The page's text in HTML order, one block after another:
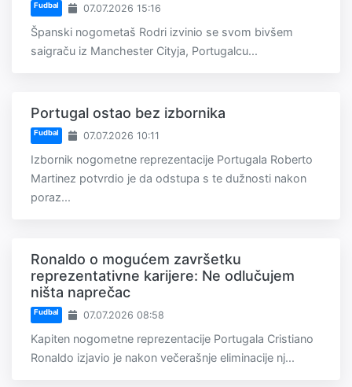
Fudbal 07.07.2026 15:16
Španski nogometaš Rodri izvinio se svom bivšem
saigraču iz Manchester Cityja, Portugalcu...
Portugal ostao bez izbornika
Fudbal 07.07.2026 10:11
Izbornik nogometne reprezentacije Portugala Roberto
Martinez potvrdio je da odstupa s te dužnosti nakon
poraz...
Ronaldo o mogućem završetku
reprezentativne karijere: Ne odlučujem
ništa naprečac
Fudbal 07.07.2026 08:58
Kapiten nogometne reprezentacije Portugala Cristiano
Ronaldo izjavio je nakon večerašnje eliminacije nj...